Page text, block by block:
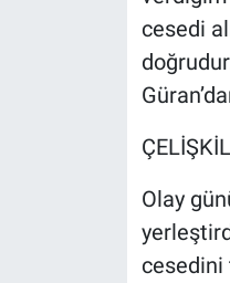
cesedi
Olay
cesedini